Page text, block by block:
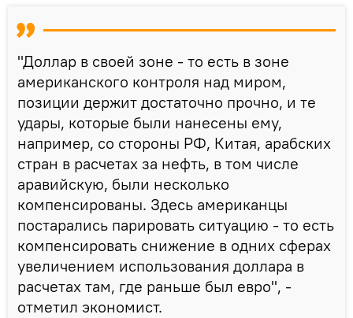
"Доллар в своей зоне - то есть в зоне
американского контроля над миром,
позиции держит достаточно прочно, и те
удары, которые были нанесены ему,
например, со стороны РФ, Китая, арабских
стран в расчетах за нефть, в том числе
аравийскую, были несколько
компенсированы. Здесь американцы
постарались парировать ситуацию - то есть
компенсировать снижение в одних сферах
увеличением использования доллара в
расчетах там, где раньше был евро", -
отметил экономист.